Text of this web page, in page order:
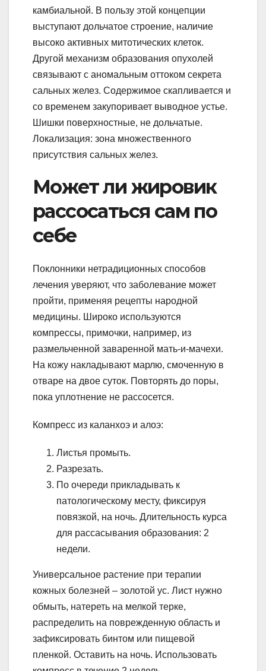
камбиальной. В пользу этой концепции
выступают дольчатое строение, наличие
высоко активных митотических клеток.
Другой механизм образования опухолей
связывают с аномальным оттоком секрета
сальных желез. Содержимое скапливается и
со временем закупоривает выводное устье.
Шишки поверхностные, не дольчатые.
Локализация: зона множественного
присутствия сальных желез.
Может ли жировик
рассосаться сам по
себе
Поклонники нетрадиционных способов
лечения уверяют, что заболевание может
пройти, применяя рецепты народной
медицины. Широко используются
компрессы, примочки, например, из
размельченной заваренной мать-и-мачехи.
На кожу накладывают марлю, смоченную в
отваре на двое суток. Повторять до поры,
пока уплотнение не рассосется.
Компресс из каланхоэ и алоэ:
Листья промыть.
Разрезать.
По очереди прикладывать к
патологическому месту, фиксируя
повязкой, на ночь. Длительность курса
для рассасывания образования: 2
недели.
Универсальное растение при терапии
кожных болезней – золотой ус. Лист нужно
обмыть, натереть на мелкой терке,
распределить на поврежденную область и
зафиксировать бинтом или пищевой
пленкой. Оставить на ночь. Использовать